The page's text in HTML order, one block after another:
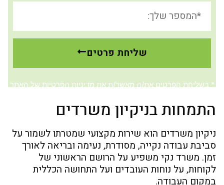
שליחת פרטים
* בשליחת הפרטים את/ה מאשר/ת את מדיניות הפרטיות של האתר
התמחות בניקיון משרדים
ניקיון משרדים הוא שירות מקצועי שמטרתו לשמור על
סביבת עבודה נקייה, מסודרת, נעימה ובריאה לאורך
זמן. משרד נקי משפיע על הרושם הראשוני של
לקוחות, על נוחות העובדים ועל התחושה הכללית
במקום העבודה.